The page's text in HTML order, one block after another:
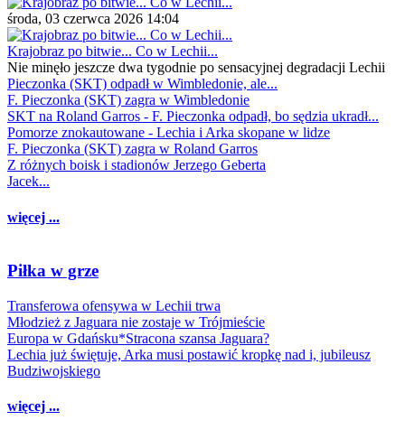
środa, 03 czerwca 2026 14:04
Krajobraz po bitwie... Co w Lechii...
Nie minęło jeszcze dwa tygodnie po sensacyjnej degradacji Lechii
Pieczonka (SKT) odpadł w Wimbledonie, ale...
F. Pieczonka (SKT) zagra w Wimbledonie
SKT na Roland Garros - F. Pieczonka odpadł, bo sędzia ukradł...
Pomorze znokautowane - Lechia i Arka skopane w lidze
F. Pieczonka (SKT) zagra w Roland Garros
Z różnych boisk i stadionów Jerzego Geberta
Jacek...
więcej ...
Piłka w grze
Transferowa ofensywa w Lechii trwa
Młodzież z Jaguara nie zostaje w Trójmieście
Europa w Gdańsku*Stracona szansa Jaguara?
Lechia już świętuje, Arka musi postawić kropkę nad i, jubileusz
Budziwojskiego
więcej ...